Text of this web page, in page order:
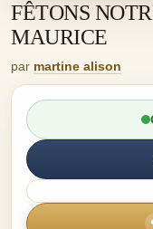
FÊTONS
MAURICE
par martine alison